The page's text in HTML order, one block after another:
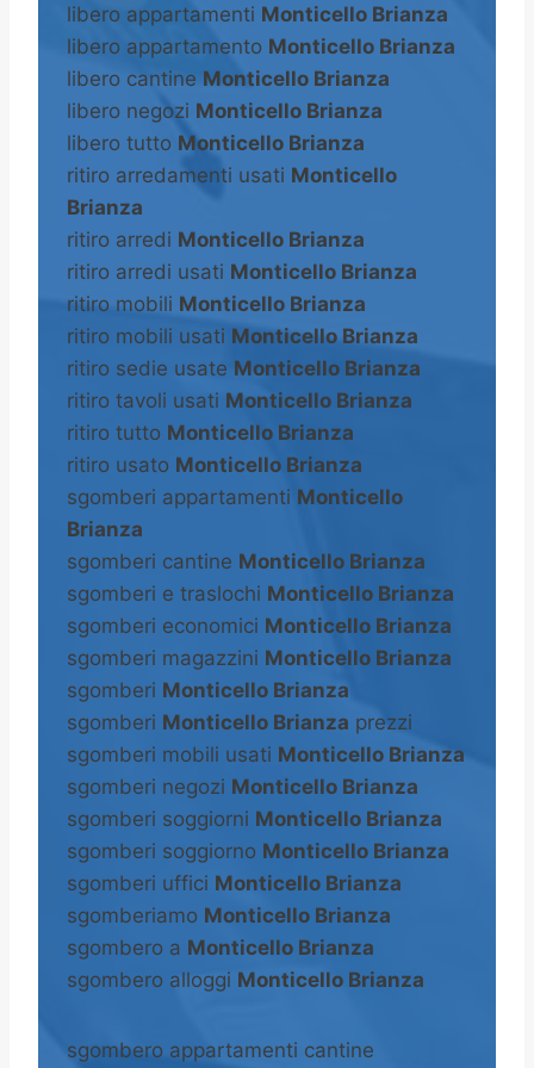
libero appartamenti Monticello Brianza
libero appartamento Monticello Brianza
libero cantine Monticello Brianza
libero negozi Monticello Brianza
libero tutto Monticello Brianza
ritiro arredamenti usati Monticello
Brianza
ritiro arredi Monticello Brianza
ritiro arredi usati Monticello Brianza
ritiro mobili Monticello Brianza
ritiro mobili usati Monticello Brianza
ritiro sedie usate Monticello Brianza
ritiro tavoli usati Monticello Brianza
ritiro tutto Monticello Brianza
ritiro usato Monticello Brianza
sgomberi appartamenti Monticello
Brianza
sgomberi cantine Monticello Brianza
sgomberi e traslochi Monticello Brianza
sgomberi economici Monticello Brianza
sgomberi magazzini Monticello Brianza
sgomberi Monticello Brianza
sgomberi Monticello Brianza prezzi
sgomberi mobili usati Monticello Brianza
sgomberi negozi Monticello Brianza
sgomberi soggiorni Monticello Brianza
sgomberi soggiorno Monticello Brianza
sgomberi uffici Monticello Brianza
sgomberiamo Monticello Brianza
sgombero a Monticello Brianza
sgombero alloggi Monticello Brianza
sgombero appartamenti cantine